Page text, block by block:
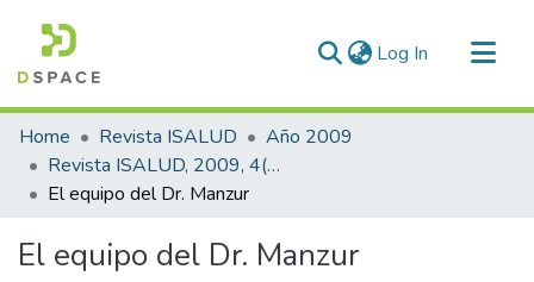
Log In (current)
Communities & Collections
All of DSpace
Statistics
Home Revista ISALUD
Año 2009
Revista ISALUD, 2009, 4(18)
El equipo del Dr. Manzur
El equipo del Dr. Manzur